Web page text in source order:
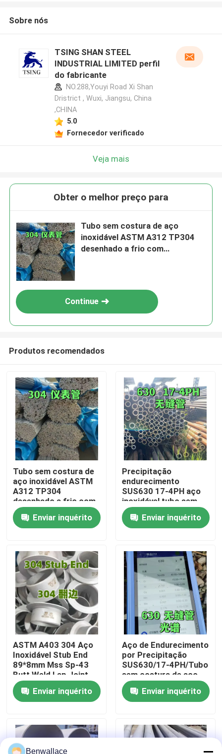
Para casa
Produtos
Vídeos
Sobre nós
Visita à fábrica
Controle de qualidade
Contacte-nos
Notícias
Solicite um orçamento
Sobre nós
TSING SHAN STEEL
INDUSTRIAL LIMITED perfil
do fabricante
NO.288,Youyi Road Xi Shan
Dristrict , Wuxi, Jiangsu, China
,CHINA
5.0
Fornecedor verificado
Veja mais
Obter o melhor preço para
Tubo sem costura de aço
inoxidável ASTM A312 TP304
desenhado a frio com
Continue
Produtos recomendados
Tubo sem costura de
aço inoxidável ASTM
A312 TP304
desenhado a frio com
tratamento de
superfície de
decapagem OD 6-
Enviar inquérito
Precipitação
endurecimento
SUS630 17-4PH aço
inoxidável tubo sem
costura 630 barra oca
com técnica de
desenho a frio
Enviar inquérito
ASTM A403 304 Aço
Inoxidável Stub End
89*8mm Mss Sp-43
Butt Weld Lap Joint
Stub End (Tipo Curto)
Enviar inquérito
Aço de Endurecimento
por Precipitação
SUS630/17-4PH/Tubo
sem costura de aço
inoxidável da liga 630
estirado a frio
Enviar inquérito
Benwallace